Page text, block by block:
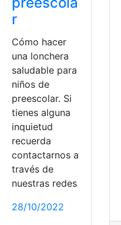
Saludable,Vida
r
Cómo hacer
una lonchera
saludable para
niños de
preescolar. Si
tienes alguna
inquietud
recuerda
contactarnos a
través de
nuestras redes
28/10/2022